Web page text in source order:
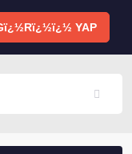
YAP